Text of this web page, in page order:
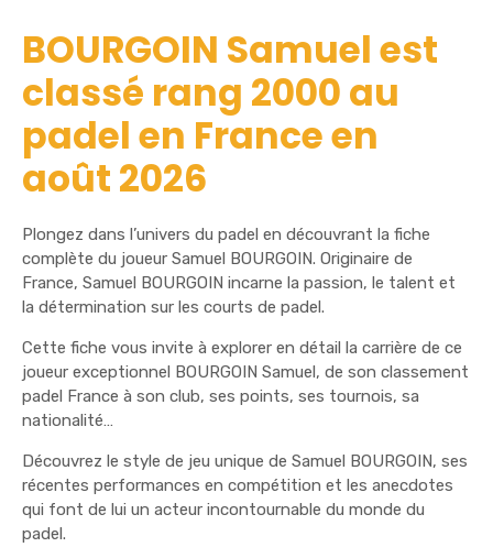
BOURGOIN Samuel est
classé rang 2000 au
padel en France en
août 2026
Plongez dans l’univers du padel en découvrant la fiche
complète du joueur Samuel BOURGOIN. Originaire de
France, Samuel BOURGOIN incarne la passion, le talent et
la détermination sur les courts de padel.
Cette fiche vous invite à explorer en détail la carrière de ce
joueur exceptionnel BOURGOIN Samuel, de son classement
padel France à son club, ses points, ses tournois, sa
nationalité…
Découvrez le style de jeu unique de Samuel BOURGOIN, ses
récentes performances en compétition et les anecdotes
qui font de lui un acteur incontournable du monde du
padel.